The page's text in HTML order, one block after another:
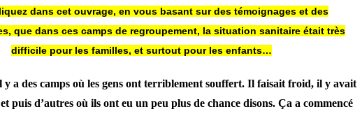
dans cet ouvrage, en vous basant sur des témoignages et des
que dans ces camps de regroupement, la situation sanitaire était très
difficile pour les familles, et surtout pour les enfants…
y a des camps où les gens ont terriblement souffert. Il faisait froid, il y avait
puis d’autres où ils ont eu un peu plus de chance disons. Ça a commencé